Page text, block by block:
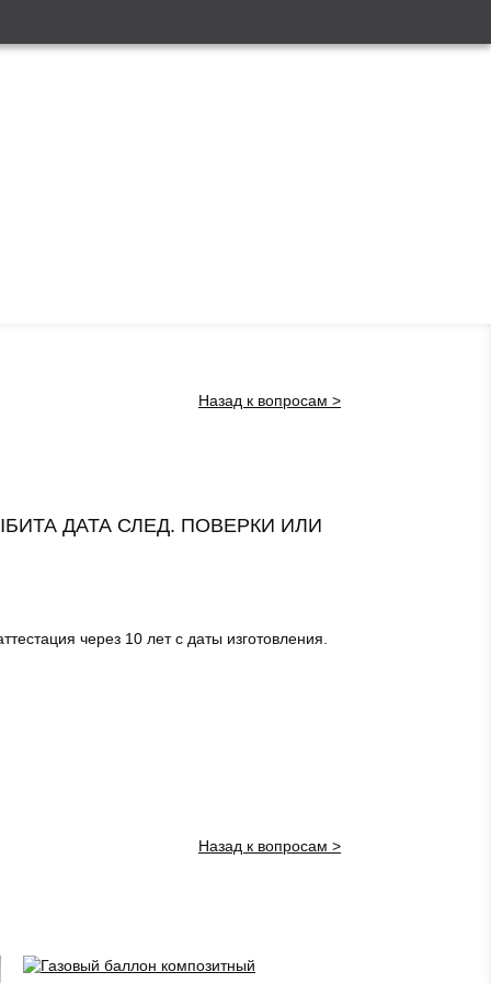
Назад к вопросам >
ДАТА СЛЕД. ПОВЕРКИ ИЛИ
через 10 лет с даты изготовления.
Назад к вопросам >